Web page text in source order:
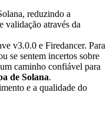
reduzindo a
validação através da
v3.0.0 e Firedancer. Para
se sentem incertos sobre
caminho confiável para
de Solana.
e a qualidade do